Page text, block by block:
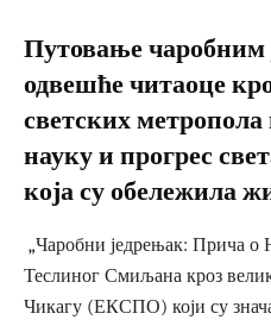
Путовање чаробним
одвешће читаоце
светских метропола
науку и прогрес
која су обележила
„Чаробни једрењак: Прича о
Теслиног Смиљана кроз
Чикагу (ЕКСПО) који су